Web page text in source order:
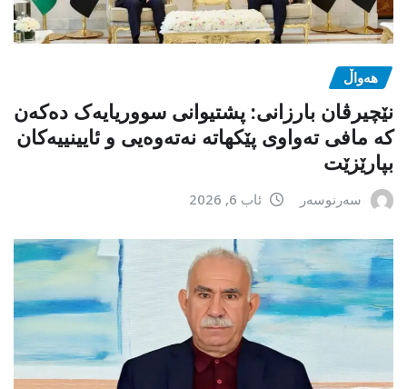
هەواڵ
نێچیرڤان بارزانی: پشتیوانی سووریایەک دەکەن
کە مافی تەواوی پێکهاتە نەتەوەیی و ئایینییەکان
بپارێزێت
سەرنوسەر ئاب 6, 2026